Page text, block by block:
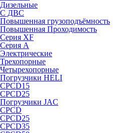
Дизельные
С ДВС
Повышенная грузоподъёмность
Повышенная Проходимость
Серия XF
Серия А
Электрические
Трехопорные
Четырехопорные
Погрузчики HELI
CPCD15
CPCD25
Погрузчики JAC
CPCD
CPCD25
CPCD35